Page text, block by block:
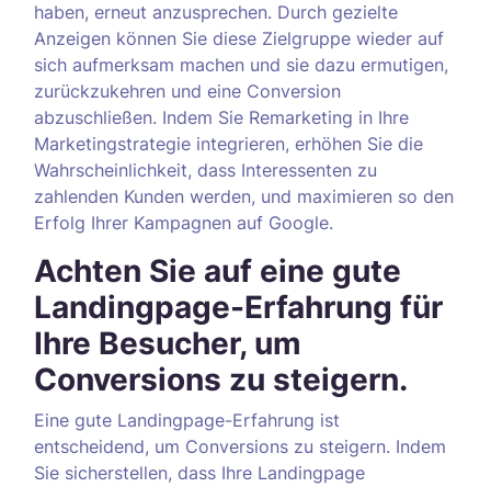
haben, erneut anzusprechen. Durch gezielte
Anzeigen können Sie diese Zielgruppe wieder auf
sich aufmerksam machen und sie dazu ermutigen,
zurückzukehren und eine Conversion
abzuschließen. Indem Sie Remarketing in Ihre
Marketingstrategie integrieren, erhöhen Sie die
Wahrscheinlichkeit, dass Interessenten zu
zahlenden Kunden werden, und maximieren so den
Erfolg Ihrer Kampagnen auf Google.
Achten Sie auf eine gute
Landingpage-Erfahrung für
Ihre Besucher, um
Conversions zu steigern.
Eine gute Landingpage-Erfahrung ist
entscheidend, um Conversions zu steigern. Indem
Sie sicherstellen, dass Ihre Landingpage